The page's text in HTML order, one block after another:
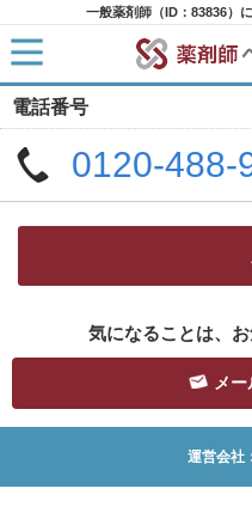
一般薬剤師（ID：83836）
電話番号
0120-488-
気になることは、
メ
運営会社
HOME
求人検索
新着求人
求人ランキング
キャリアアドバイザー紹介
コラム